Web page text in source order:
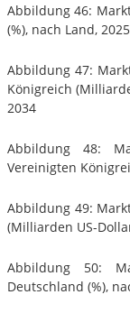
Abbildung 46:
(%), nach Land, 2025
Abbildung 47:
Königreich
2034
Abbildung 48:
Vereinigten
Abbildung 49:
(Milliarden US-
Abbildung 50:
Deutschland (%),